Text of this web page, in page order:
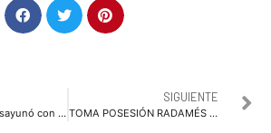
Alvaro Ruelas desayunó con el nuevo presidente de Ahome
SIGUIENTE
TOMA POSESIÓN RADAMÉS VÉLIZ COMO PRESIDENTE MUNICIPAL SUSTITUTO ANTE CABILDO EN EL MUNICIPIO DE SINALOA